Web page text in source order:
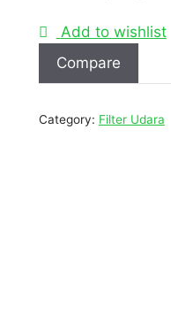
Add to wishlist
Compare
Category: Filter Udara